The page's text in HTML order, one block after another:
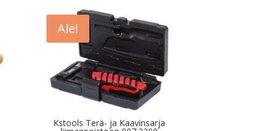
Ale!
Kstools Terä- ja Kaavinsarja